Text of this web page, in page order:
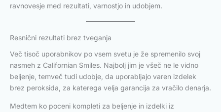
ravnovesje med rezultati, varnostjo in udobjem.
Resnični rezultati brez tveganja
Več tisoč uporabnikov po vsem svetu je že spremenilo svoj
nasmeh z Californian Smiles. Najbolj jim je všeč ne le vidno
beljenje, temveč tudi udobje, da uporabljajo varen izdelek
brez peroksida, za katerega velja garancija za vračilo denarja.
Medtem ko poceni kompleti za beljenje in izdelki iz